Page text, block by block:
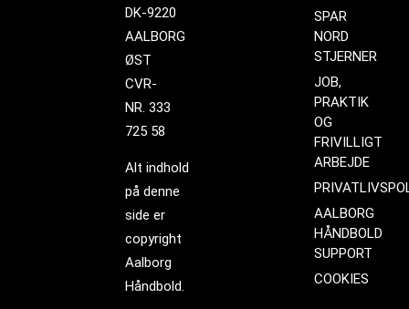
DK-9220
AALBORG
ØST
CVR-
NR. 333
725 58
Alt indhold
på denne
side er
copyright
Aalborg
Håndbold.
SPAR
NORD
STJERNER
JOB,
PRAKTIK
OG
FRIVILLIGT
ARBEJDE
AALBORG
HÅNDBOLD
SUPPORT
COOKIES